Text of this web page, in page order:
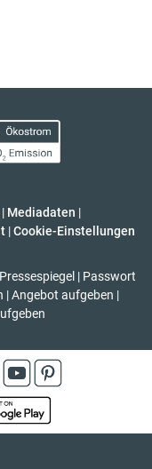
| Mediadaten |
| Cookie-Einstellungen
Pressespiegel | Passwort
| Angebot aufgeben |